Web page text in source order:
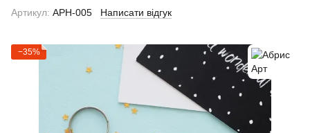
Артикул: APH-005 Написати відгук
−35%